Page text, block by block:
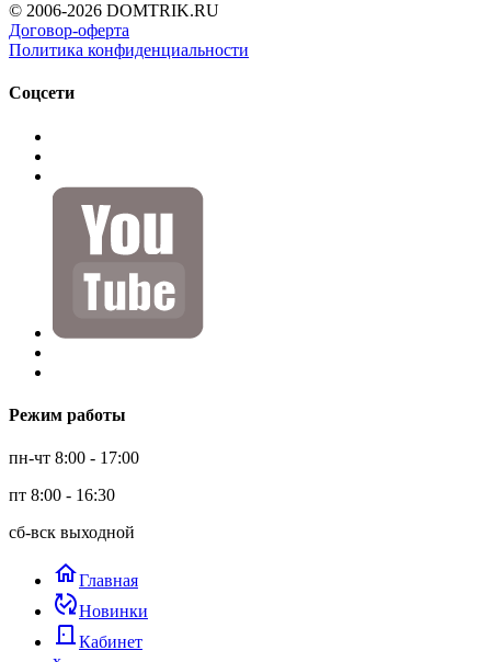
© 2006-2026 DOMTRIK.RU
Договор-оферта
Политика конфиденциальности
Соцсети
Режим работы
пн-чт 8:00 - 17:00
пт 8:00 - 16:30
сб-вск выходной
homeГлавная
published_with_changesНовинки
door_back Кабинет